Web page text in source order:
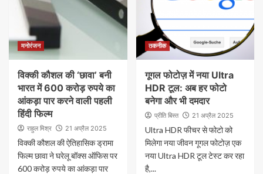
मनोरंजन
विक्की कौशल की ‘छावा’ बनी
भारत में 600 करोड़ रुपये का
आंकड़ा पार करने वाली पहली
हिंदी फिल्म
राहुल मिश्र 21 अप्रैल 2025
विक्की कौशल की ऐतिहासिक ड्रामा
फिल्म छावा ने घरेलू बॉक्स ऑफिस पर
600 करोड़ रुपये का आंकड़ा पार
तकनीक
गूगल फोटोज़ में नया Ultra
HDR टूल: अब हर फोटो
बनेगा और भी दमदार
प्रीति बिस्त 21 अप्रैल 2025
Ultra HDR फीचर से फोटो को
मिलेगा नया जीवन गूगल फोटोज़ एक
नया Ultra HDR टूल टेस्ट कर रहा
है,...